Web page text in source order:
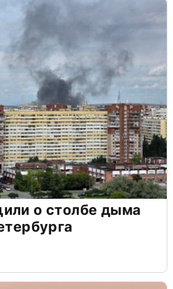
о столбе дыма